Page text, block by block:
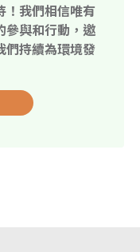
！我們相信唯有
參與和行動，邀
們持續為環境發